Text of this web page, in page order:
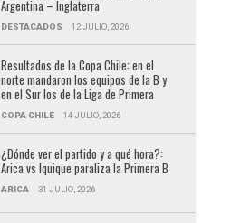
Argentina – Inglaterra
DESTACADOS 12 JULIO, 2026
Resultados de la Copa Chile: en el
norte mandaron los equipos de la B y
en el Sur los de la Liga de Primera
COPA CHILE 14 JULIO, 2026
¿Dónde ver el partido y a qué hora?:
Arica vs Iquique paraliza la Primera B
ARICA 31 JULIO, 2026